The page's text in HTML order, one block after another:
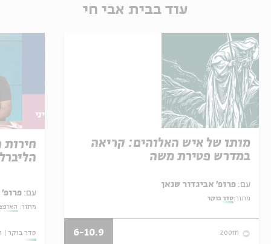
עוד בבית אבי חי
מותו של איש האלוהים: קריאה
במדרש פטירת משה
עם:
מתוך:סדר בוקר
zoom
6-10.9
עם: פרופ'
מתוך:
סדר בוקר